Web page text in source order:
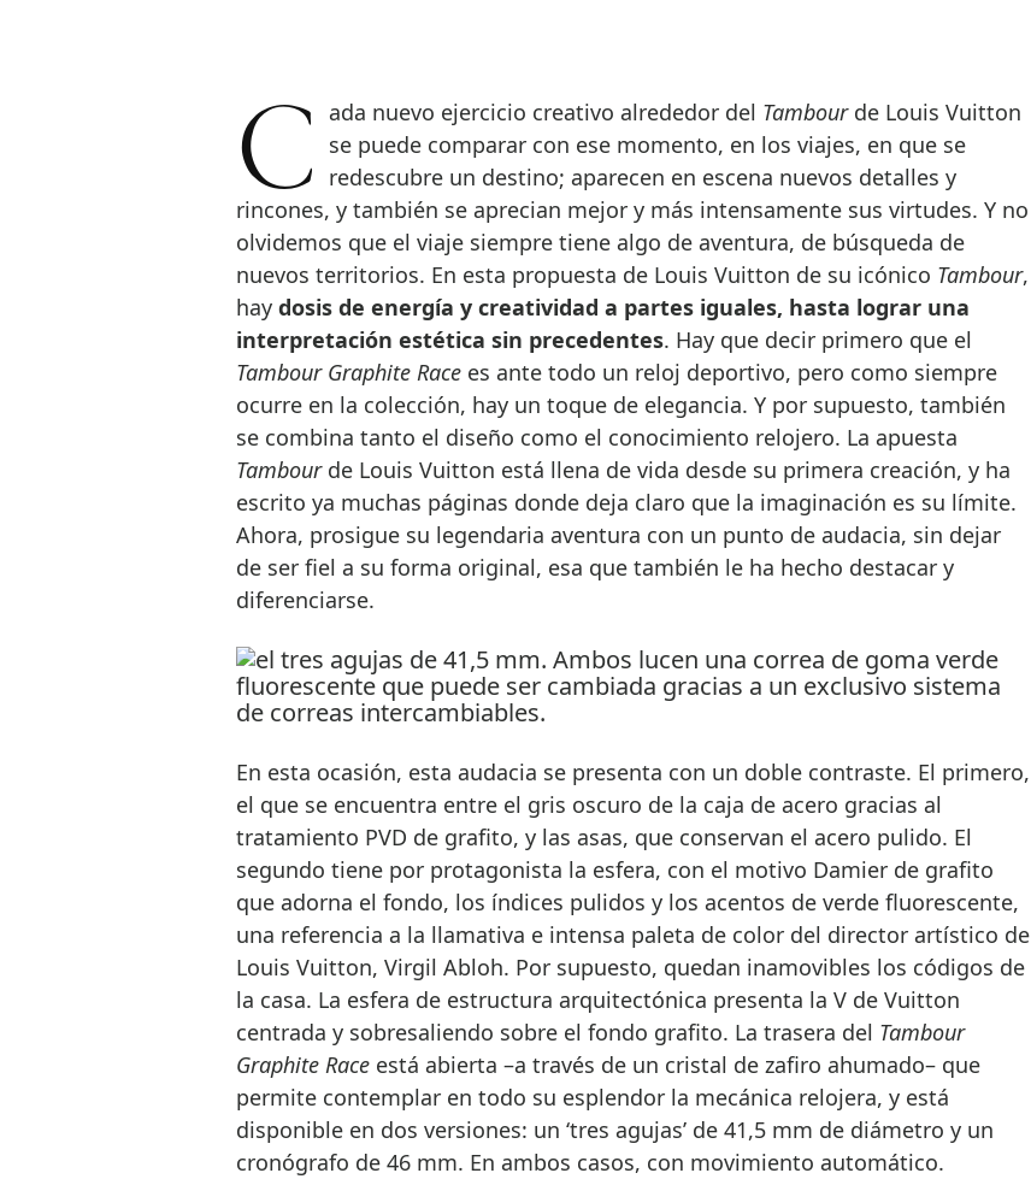
Cada nuevo ejercicio creativo alrededor del Tambourde Louis Vuitton
se puede comparar con ese momento, en los viajes, en que se
redescubre un destino; aparecen en escena nuevos detalles y
rincones, y también se aprecian mejor y más intensamente sus virtudes. Y no
olvidemos que el viaje siempre tiene algo de aventura, de búsqueda de
nuevos territorios. En esta propuesta de Louis Vuitton de su icónico Tambour,
hay dosis de energía y creatividad a partes iguales, hasta lograr una
interpretación estética sin precedentes. Hay que decir primero que el
Tambour Graphite Racees ante todo un reloj deportivo, pero como siempre
ocurre en la colección, hay un toque de elegancia. Y por supuesto, también
se combina tanto el diseño como el conocimiento relojero. La apuesta
Tambourde Louis Vuitton está llena de vida desde su primera creación, y ha
escrito ya muchas páginas donde deja claro que la imaginación es su límite.
Ahora, prosigue su legendaria aventura con un punto de audacia, sin dejar
de ser fiel a su forma original, esa que también le ha hecho destacar y
diferenciarse.
En esta ocasión, esta audacia se presenta con un doble contraste. El primero,
el que se encuentra entre el gris oscuro de la caja de acero gracias al
tratamiento PVD de grafito, y las asas, que conservan el acero pulido. El
segundo tiene por protagonista la esfera, con el motivo Damier de grafito
que adorna el fondo, los índices pulidos y los acentos de verde fluorescente,
una referencia a la llamativa e intensa paleta de color del director artístico de
Louis Vuitton, Virgil Abloh. Por supuesto, quedan inamovibles los códigos de
la casa. La esfera de estructura arquitectónica presenta la V de Vuitton
centrada y sobresaliendo sobre el fondo grafito. La trasera del Tambour
Graphite Raceestá abierta –a través de un cristal de zafiro ahumado– que
permite contemplar en todo su esplendor la mecánica relojera, y está
disponible en dos versiones: un ‘tres agujas’ de 41,5 mm de diámetro y un
cronógrafo de 46 mm. En ambos casos, con movimiento automático.